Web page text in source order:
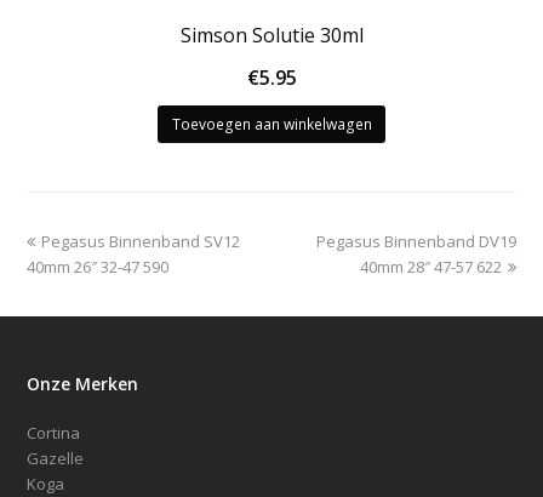
Simson Solutie 30ml
€5.95
Toevoegen aan winkelwagen
previous
post:
Pegasus Binnenband SV12
40mm 26″ 32-47 590
next
Pegasus Binnenband DV19
40mm 28″ 47-57 622
Onze Merken
Cortina
Gazelle
Koga